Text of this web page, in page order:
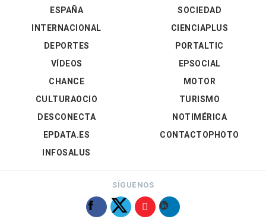
ESPAÑA
INTERNACIONAL
DEPORTES
VÍDEOS
SOCIEDAD
CIENCIAPLUS
PORTALTIC
EPSOCIAL
CHANCE
CULTURAOCIO
DESCONECTA
EPDATA.ES
INFOSALUS
MOTOR
TURISMO
NOTIMÉRICA
CONTACTOPHOTO
SÍGUENOS